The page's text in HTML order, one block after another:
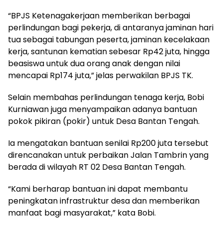
“BPJS Ketenagakerjaan memberikan berbagai
perlindungan bagi pekerja, di antaranya jaminan hari
tua sebagai tabungan peserta, jaminan kecelakaan
kerja, santunan kematian sebesar Rp42 juta, hingga
beasiswa untuk dua orang anak dengan nilai
mencapai Rp174 juta,” jelas perwakilan BPJS TK.
Selain membahas perlindungan tenaga kerja, Bobi
Kurniawan juga menyampaikan adanya bantuan
pokok pikiran (pokir) untuk Desa Bantan Tengah.
Ia mengatakan bantuan senilai Rp200 juta tersebut
direncanakan untuk perbaikan Jalan Tambrin yang
berada di wilayah RT 02 Desa Bantan Tengah.
“Kami berharap bantuan ini dapat membantu
peningkatan infrastruktur desa dan memberikan
manfaat bagi masyarakat,” kata Bobi.